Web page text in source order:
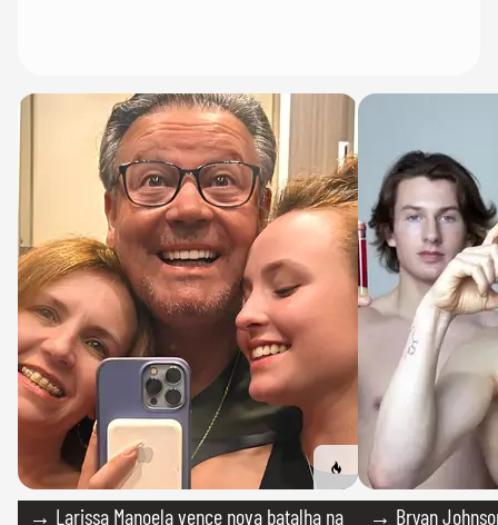
→ Larissa Manoela vence nova batalha na
→ Bryan